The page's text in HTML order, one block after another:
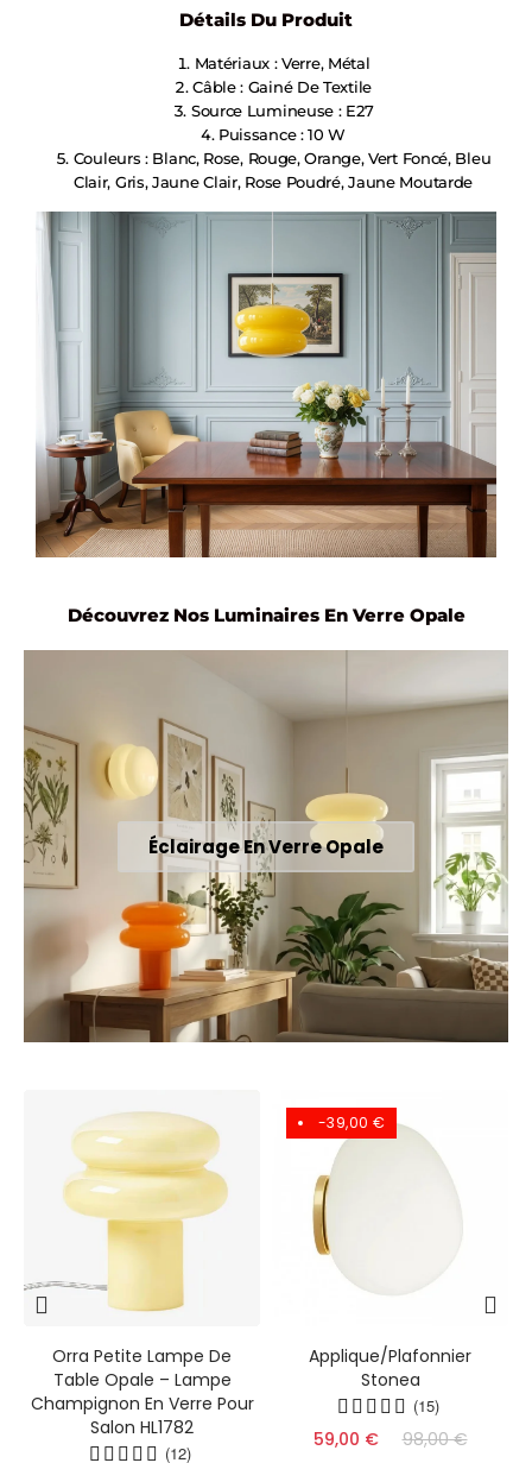
Détails Du Produit
Matériaux : Verre, Métal
Câble : Gainé De Textile
Source Lumineuse : E27
Puissance : 10 W
Couleurs : Blanc, Rose, Rouge, Orange, Vert Foncé, Bleu
Clair, Gris, Jaune Clair, Rose Poudré, Jaune Moutarde
Découvrez Nos Luminaires En Verre Opale
Éclairage En Verre Opale
Orra Petite Lampe De
Table Opale – Lampe
Champignon En Verre Pour
Salon HL1782
(12)
-39,00 €
Applique/Plafonnier
Stonea
(15)
59,00 € 98,00 €